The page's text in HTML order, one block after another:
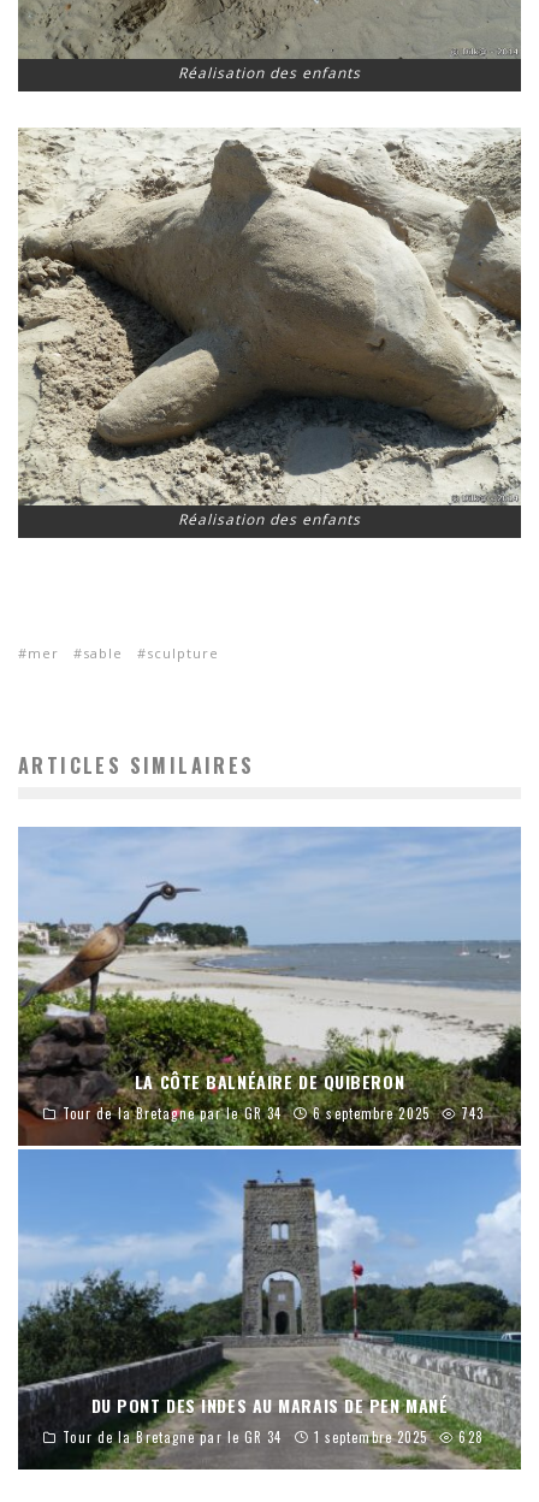
Réalisation des enfants
Réalisation des enfants
mer sable sculpture
ARTICLES SIMILAIRES
LA CÔTE BALNÉAIRE DE QUIBERON
Tour de la Bretagne par le GR 34 6 septembre 2025 743
DU PONT DES INDES AU MARAIS DE PEN MANÉ
Tour de la Bretagne par le GR 34 1 septembre 2025 628